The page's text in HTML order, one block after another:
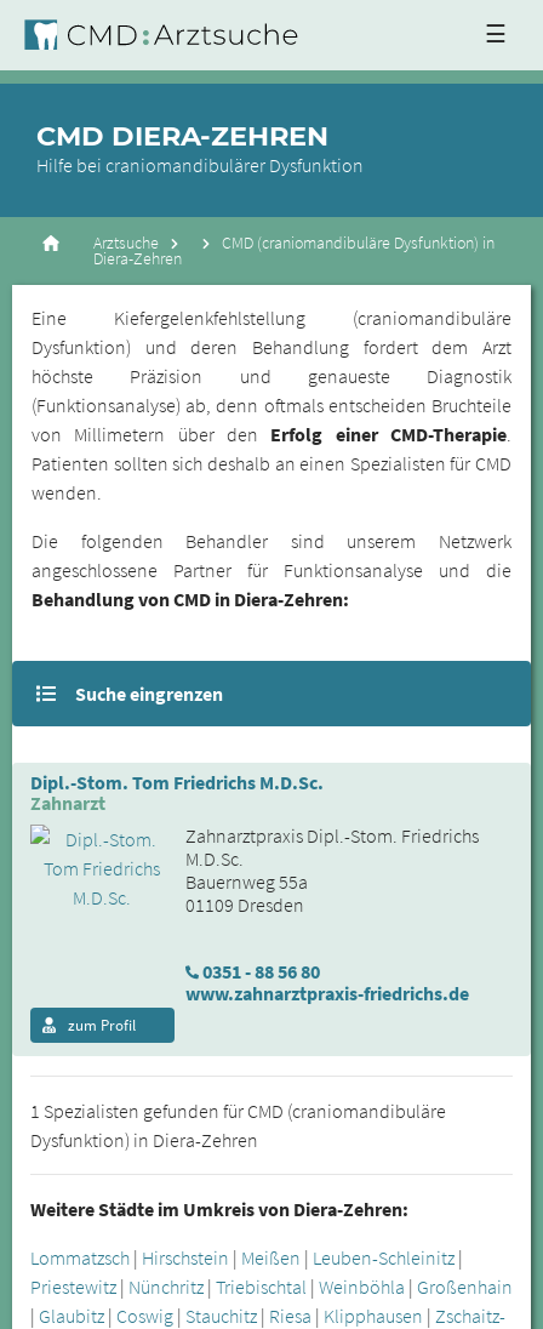
☰
CMD DIERA-ZEHREN
Hilfe bei craniomandibulärer Dysfunktion
Arztsuche CMD (craniomandibuläre Dysfunktion) in
Diera-Zehren
Eine Kiefergelenkfehlstellung (craniomandibuläre
Dysfunktion) und deren Behandlung fordert dem Arzt
höchste Präzision und genaueste Diagnostik
(Funktionsanalyse) ab, denn oftmals entscheiden Bruchteile
von Millimetern über den Erfolg einer CMD-Therapie.
Patienten sollten sich deshalb an einen Spezialisten für CMD
wenden.
Die folgenden Behandler sind unserem Netzwerk
angeschlossene Partner für Funktionsanalyse und die
Behandlung von CMD in Diera-Zehren:
Suche eingrenzen
Dipl.-Stom. Tom Friedrichs M.D.Sc.
Zahnarzt
Zahnarztpraxis Dipl.-Stom. Friedrichs
M.D.Sc.
Bauernweg 55a
01109 Dresden
0351 - 88 56 80
www.zahnarztpraxis-friedrichs.de
zum Profil
1 Spezialisten gefunden für CMD (craniomandibuläre
Dysfunktion) in Diera-Zehren
Weitere Städte im Umkreis von Diera-Zehren:
Lommatzsch | Hirschstein | Meißen | Leuben-Schleinitz |
Priestewitz | Nünchritz | Triebischtal | Weinböhla | Großenhain
| Glaubitz | Coswig | Stauchitz | Riesa | Klipphausen | Zschaitz-